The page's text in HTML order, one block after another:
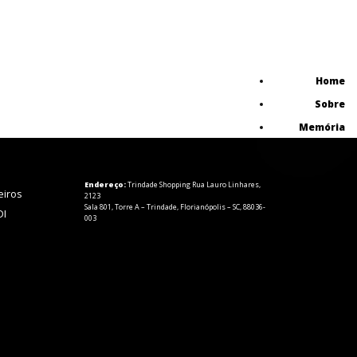
Home
Sobre
Memória
Endereço:Trindade Shopping Rua Lauro Linhares,
2123
Sala 801, Torre A – Trindade, Florianópolis – SC, 88036-
003